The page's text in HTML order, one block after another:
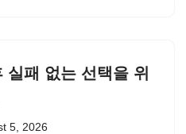
패 없는 선택을 위
5, 2026